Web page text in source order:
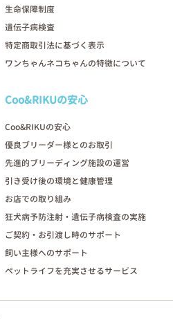
生命保障制度
遺伝子病検査
特定商取引法に基づく表示
ワンちゃんネコちゃんの特徴について
Coo&RIKUの安心
Coo&RIKUの安心
優良ブリーダー様とのお取引
先進的ブリーディング施設の運営
引き受け後の環境と健康管理
お店での取り組み
狂犬病予防注射・遺伝子病検査の実施
ご契約・お引渡し時のサポート
飼い主様へのサポート
ペットライフを充実させるサービス